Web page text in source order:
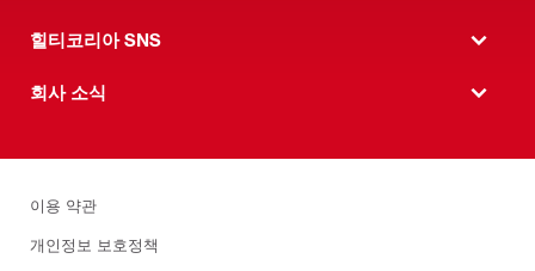
힐티코리아 SNS
회사 소식
이용 약관
개인정보 보호정책